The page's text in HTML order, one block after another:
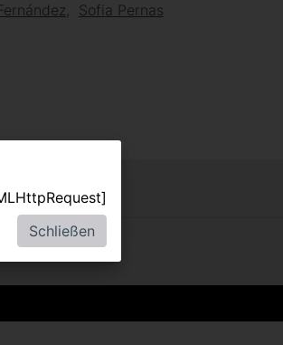
Sofia Pernas
Schließen